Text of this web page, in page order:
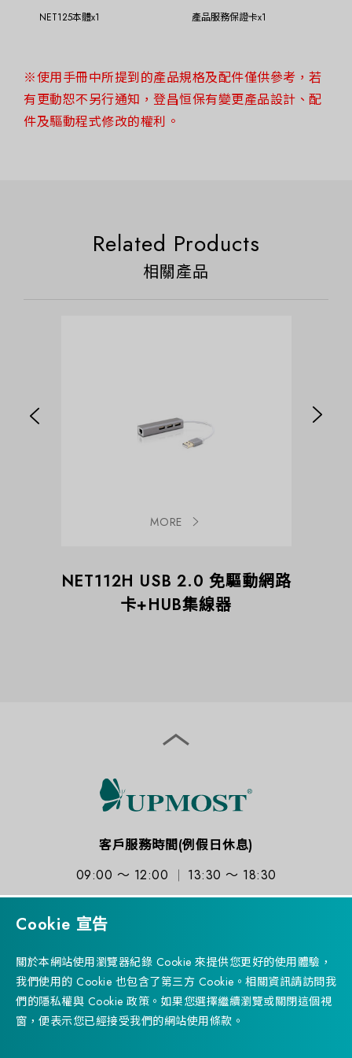
NET125本體x1 產品服務保證卡x1
※使用手冊中所提到的產品規格及配件僅供參考，若
有更動恕不另行通知，登昌恒保有變更產品設計、配
件及驅動程式修改的權利。
Related Products
相關產品
MORE
NET112H USB 2.0 免驅動網路
卡+HUB集線器
Successfully
已加入產品比較表
客戶服務時間(例假日休息)
09:00 ～ 12:00
13:30 ～ 18:30
訂閱電子報
Cookie 宣告
關於本網站使用瀏覽器紀錄 Cookie 來提供您更好的使用體驗，
我們使用的 Cookie 也包含了第三方 Cookie。相關資訊請訪問我
們的隱私權與 Cookie 政策。如果您選擇繼續瀏覽或關閉這個視
窗，便表示您已經接受我們的網站使用條款。